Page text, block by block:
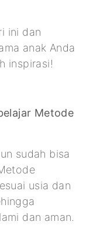
ini dan
anak Anda
inspirasi!
Metode
sudah bisa
usia dan
dan aman.